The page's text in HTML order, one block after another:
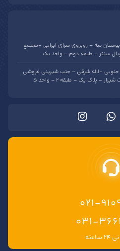
سه – روبروی سرای ایرانی -مجتمع
سنتر – طبقه دوم – واحد یک
جنوبی -لاله شرقی – جنب شیرینی فروشی
– پلاک یک – طبقه 2 – واحد 5
021-